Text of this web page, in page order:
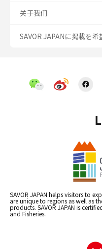
SAVOR JAPAN helps visitors to
are unique to regions as well as
products. SAVOR JAPAN is
and Fisheries.
关于我们
SAVOR JAPANに掲載を